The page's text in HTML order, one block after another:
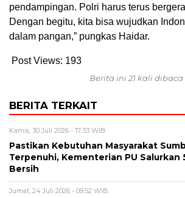
pendampingan. Polri harus terus
Dengan begitu, kita bisa wujudkan
dalam pangan,” pungkas Haidar.
Post Views: 193
Berita ini 21 kali dibaca
BERITA TERKAIT
Kamis, 30 Juli 2026 - 17:33 WIB
Pastikan Kebutuhan Masyarakat
Terpenuhi, Kementerian PU Salurkan
Bersih
Jumat, 24 Juli 2026 - 09:52 WIB